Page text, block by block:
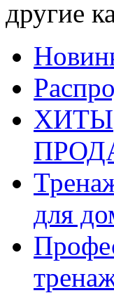
другие
ХИТЫ
для